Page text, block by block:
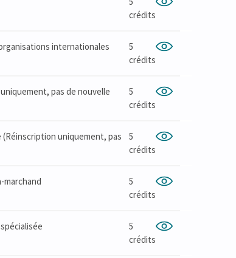
crédits
internationales
5
crédits
pas de nouvelle
5
crédits
uniquement, pas
5
crédits
marchand
5
crédits
5
crédits